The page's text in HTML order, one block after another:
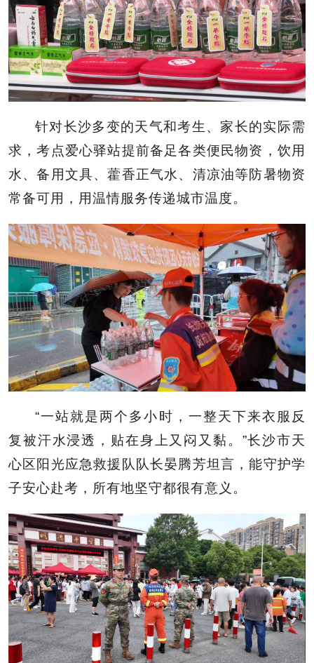
针对长沙多变的天气和考生、家长的实际需
求，考点爱心驿站提前备足各类便民物资，饮用
水、备用文具、藿香正气水、清凉油等防暑物资
常备可用，用温情服务传递城市温度。
“一站就是两个多小时，一整天下来衣服反
复被汗水浸透，贴在身上又闷又黏。”长沙市天
心区阳光应急救援队队长晏腾芳坦言，能守护学
子安心赴考，所有地坚守都很有意义。